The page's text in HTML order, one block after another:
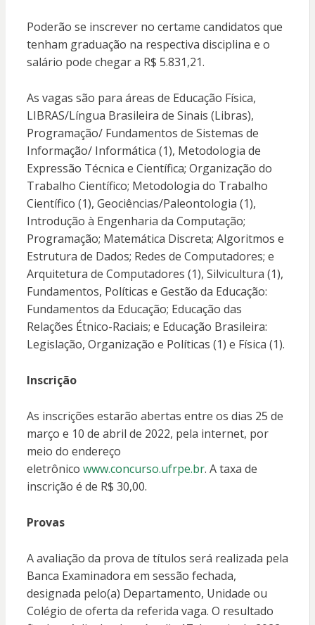
Poderão se inscrever no certame candidatos que
tenham graduação na respectiva disciplina e o
salário pode chegar a R$ 5.831,21.
As vagas são para áreas de Educação Física,
LIBRAS/Língua Brasileira de Sinais (Libras),
Programação/ Fundamentos de Sistemas de
Informação/ Informática (1), Metodologia de
Expressão Técnica e Científica; Organização do
Trabalho Científico; Metodologia do Trabalho
Científico (1), Geociências/Paleontologia (1),
Introdução à Engenharia da Computação;
Programação; Matemática Discreta; Algoritmos e
Estrutura de Dados; Redes de Computadores; e
Arquitetura de Computadores (1), Silvicultura (1),
Fundamentos, Políticas e Gestão da Educação:
Fundamentos da Educação; Educação das
Relações Étnico-Raciais; e Educação Brasileira:
Legislação, Organização e Políticas (1) e Física (1).
Inscrição
As inscrições estarão abertas entre os dias 25 de
março e 10 de abril de 2022, pela internet, por
meio do endereço
eletrônico www.concurso.ufrpe.br. A taxa de
inscrição é de R$ 30,00.
Provas
A avaliação da prova de títulos será realizada pela
Banca Examinadora em sessão fechada,
designada pelo(a) Departamento, Unidade ou
Colégio de oferta da referida vaga. O resultado